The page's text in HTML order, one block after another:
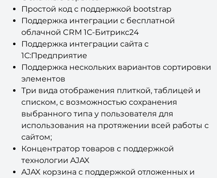
Поддержка интеграции с бесплатной
облачной CRM 1С-Битрикс24
Поддержка интеграции сайта с
1С:Предприятие
Поддержка нескольких вариантов сортировки
элементов
списком, с возможностью сохранения
использования на протяжении всей работы с
Концентратор товаров с поддержкой
технологии AJAX
AJAX корзина с поддержкой отложенных и
избранных товаров